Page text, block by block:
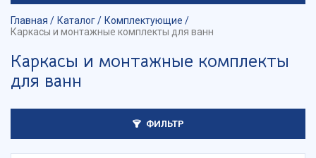
Главная Каталог
Комплектующие
Каркасы и монтажные комплекты для ванн
Каркасы и монтажные комплекты
для ванн
ФИЛЬТР